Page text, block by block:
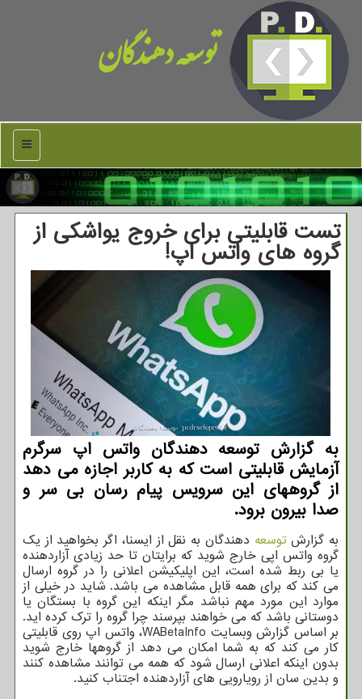
توسعه دهندگان
منو
تست قابلیتی برای خروج یواشکی از
گروه های واتس اپ!
به گزارش توسعه دهندگان واتس اپ سرگرم
آزمایش قابلیتی است که به کاربر اجازه می دهد
از گروههای این سرویس پیام رسان بی سر و
صدا بیرون برود.
به گزارشتوسعه دهندگان به نقل از ایسنا، اگر بخواهید از یک
گروه واتس اپی خارج شوید که برایتان تا حد زیادی آزاردهنده
یا بی ربط شده است، این اپلیکیشن اعلانی را در گروه ارسال
می کند که برای همه قابل مشاهده می باشد. شاید در خیلی از
موارد این مورد مهم نباشد مگر اینکه این گروه با بستگان یا
دوستانی باشد که می خواهند بپرسند چرا گروه را ترک کرده اید.
بر اساس گزارش وبسایت WABetaInfo، واتس اپ روی قابلیتی
کار می کند که به شما امکان می دهد از گروهها خارج شوید
بدون اینکه اعلانی ارسال شود که همه می توانند مشاهده کنند
و بدین سان از رویارویی های آزاردهنده اجتناب کنید.